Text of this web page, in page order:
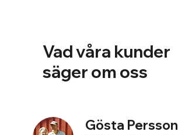
Vad våra kunder
säger om oss
Gösta Persson